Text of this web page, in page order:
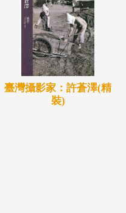
臺灣攝影家：許蒼澤(精
裝)